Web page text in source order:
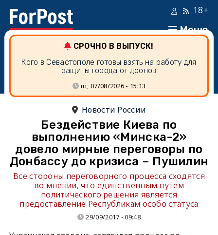
Меню
18+
СРОЧНО В ВЫПУСК!
Кого в Севастополе готовы взять на работу для
защиты города от дронов
пт, 07/08/2026 - 15:13
Новости России
Бездействие Киева по
выполнению «Минска-2»
довело мирные переговоры по
Донбассу до кризиса – Пушилин
Все стороны переговорного процесса сходятся
во мнении, что единственным путем
политического решения является
предоставление Республикам особо статуса
29/09/2017 - 09:48